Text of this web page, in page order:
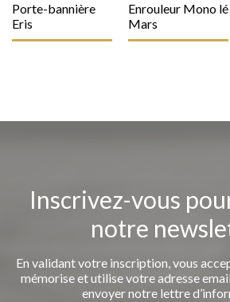
Porte-bannière
Eris
Enrouleur Mono lé
Mars
Inscrivez-vous
notre
En validant votre inscription, vous
mémorise et utilise votre adresse
envoyer notre lettre